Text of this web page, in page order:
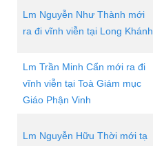
Lm Nguyễn Như Thành mới
ra đi vĩnh viễn tại Long Khánh
Lm Trần Minh Cẩn mới ra đi
vĩnh viễn tại Toà Giám mục
Giáo Phận Vinh
Lm Nguyễn Hữu Thời mới tạ